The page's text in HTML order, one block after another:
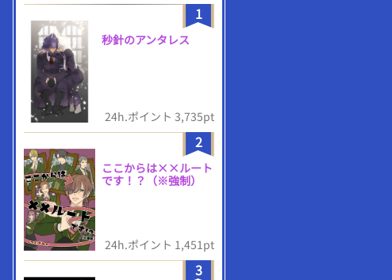
1
秒針のアンタレス
24h.ポイント 3,735pt
2
ここからは××ルート
です！？（※強制）
24h.ポイント 1,451pt
3